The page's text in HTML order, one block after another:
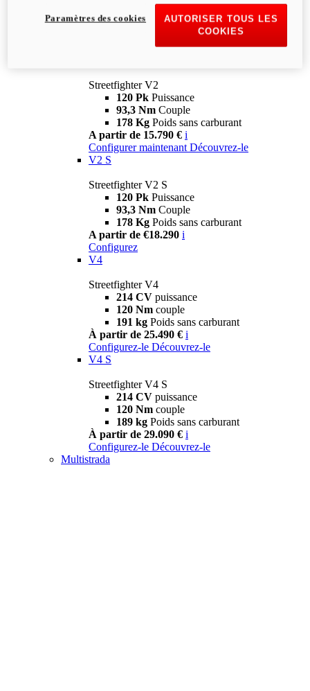
Streetfighter V2
120 Pk Puissance
93,3 Nm Couple
178 Kg Poids sans carburant
A partir de 15.790 € i
Configurer maintenant Découvrez-le
V2 S
Streetfighter V2 S
120 Pk Puissance
93,3 Nm Couple
178 Kg Poids sans carburant
A partir de €18.290 i
Configurez
V4
Streetfighter V4
214 CV puissance
120 Nm couple
191 kg Poids sans carburant
À partir de 25.490 € i
Configurez-le Découvrez-le
V4 S
Streetfighter V4 S
214 CV puissance
120 Nm couple
189 kg Poids sans carburant
À partir de 29.090 € i
Configurez-le Découvrez-le
Multistrada
AUTORISER TOUS LES
COOKIES
Paramètres des cookies